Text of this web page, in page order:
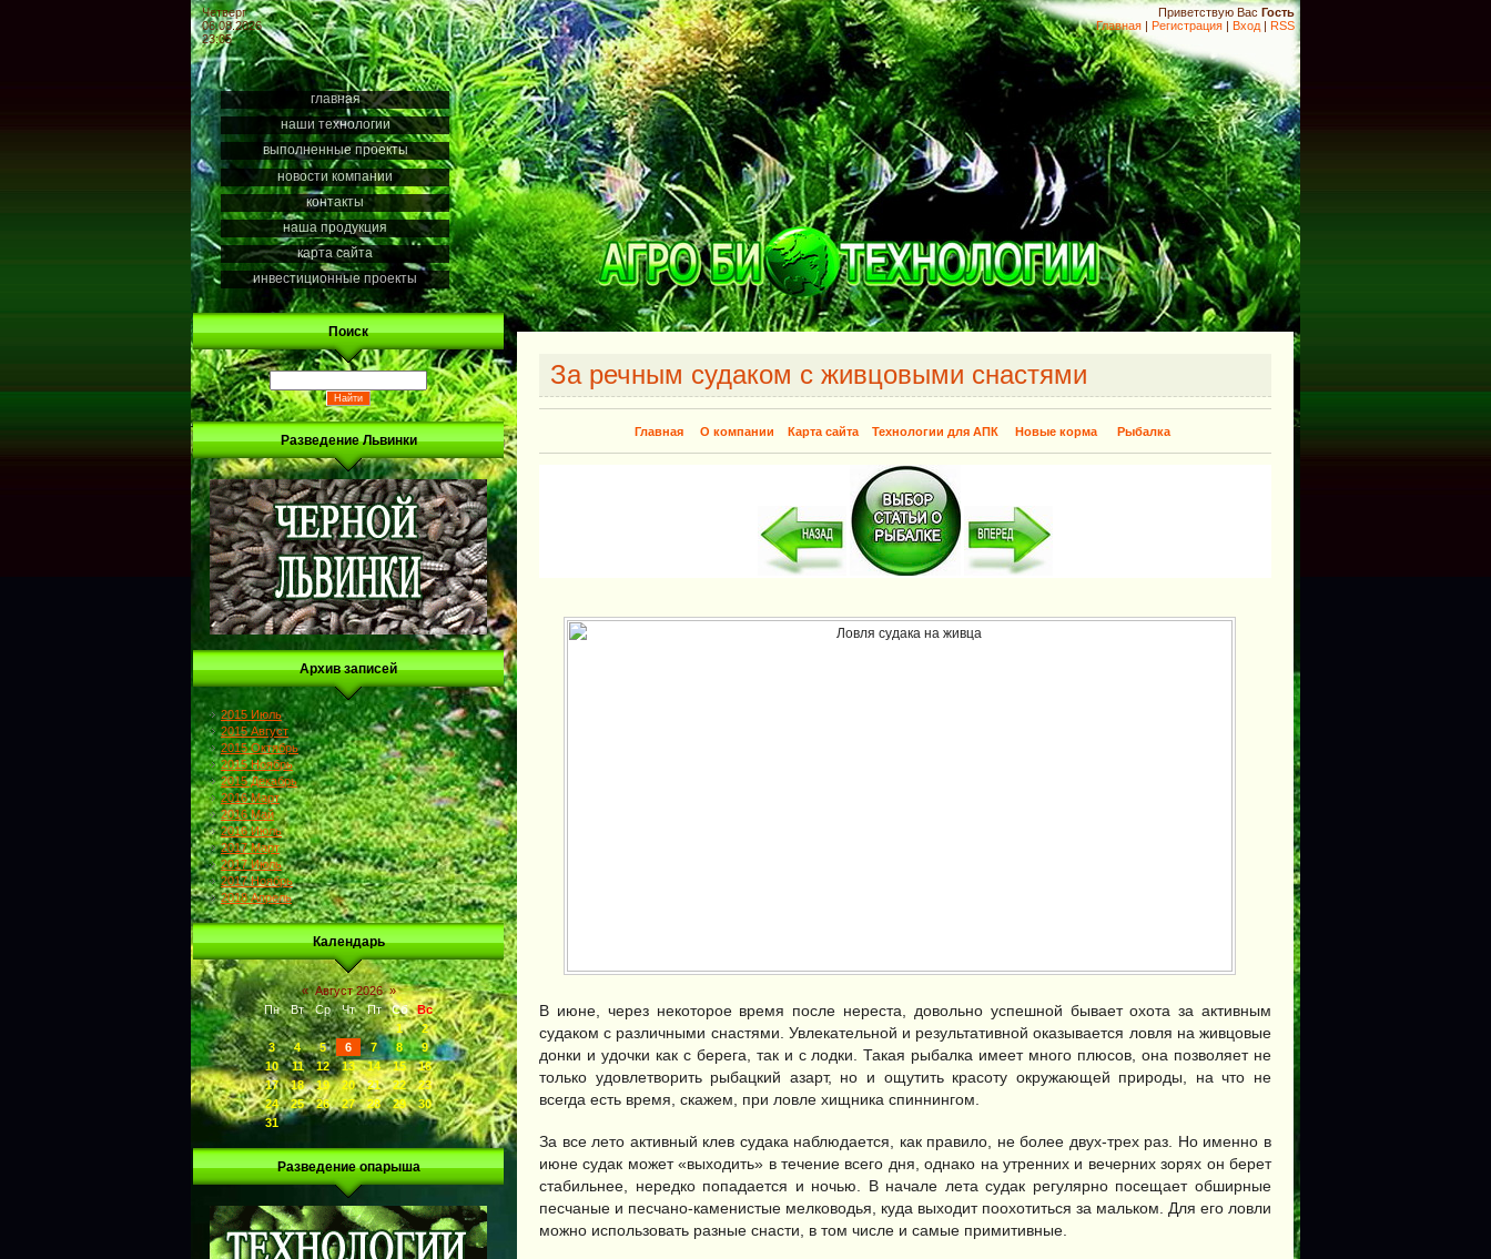
Четверг
06.08.2026
23:05
Приветствую Вас Гость
Главная | Регистрация | Вход | RSS
главная
наши технологии
выполненные проекты
новости компании
контакты
наша продукция
карта сайта
инвестиционные проекты
Поиск
Разведение Львинки
Архив записей
2015 Июль
2015 Август
2015 Октябрь
2015 Ноябрь
2015 Декабрь
2016 Март
2016 Май
2016 Июль
2017 Март
2017 Июль
2017 Ноябрь
2018 Апрель
Календарь
« Август 2026 »
Пн
Вт Ср Чт Пт Сб
Вс
1
2
3
4 5 6 7 8
9
10
11 12 13 14 15
16
17
18 19 20 21 22
23
24
25 26 27 28 29
30
31
Разведение опарыша
За речным судаком с живцовыми снастями
Главная О компании Карта сайта Технологии для АПК Новые корма Рыбалка​
В июне, через некоторое время после нереста, довольно успешной бывает охота за активным
судаком с различными снастями. Увлекательной и результативной оказывается ловля на живцовые
донки и удочки как с берега, так и с лодки. Такая рыбалка имеет много плюсов, она позволяет не
только удовлетворить рыбацкий азарт, но и ощутить красоту окружающей природы, на что не
всегда есть время, скажем, при ловле хищника спиннингом.
За все лето активный клев судака наблюдается, как правило, не более двух-трех раз. Но именно в
июне судак может «выходить» в течение всего дня, однако на утренних и вечерних зорях он берет
стабильнее, нередко попадается и ночью. В начале лета судак регулярно посещает обширные
песчаные и песчано-каменистые мелководья, куда выходит поохотиться за мальком. Для его ловли
можно использовать разные снасти, в том числе и самые примитивные.